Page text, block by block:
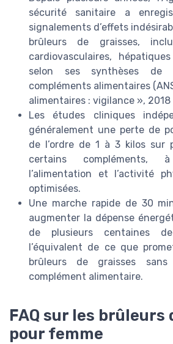
sécurité sanitaire a
signalements d’effets
brûleurs de graisses,
cardiovasculaires,
selon ses synthèses de
compléments alimentaires
alimentaires : vigilance », 2018
Les études cliniques
généralement une perte de
de l’ordre de 1 à 3 kilos sur
certains compléments,
l’alimentation et l’activité
optimisées.
Une marche rapide de 30
augmenter la dépense
de plusieurs centaines
l’équivalent de ce que
brûleurs de graisses sans
complément alimentaire.
FAQ sur les brûleurs
pour femme